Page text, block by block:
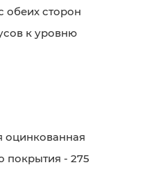
обеих сторон
к уровню
оцинкованная
покрытия - 275